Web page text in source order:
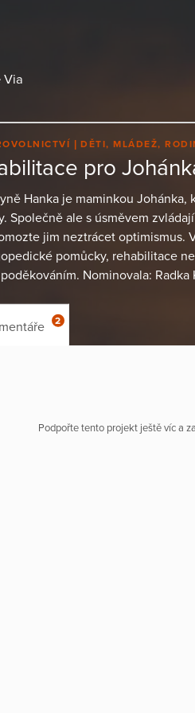
Via
DĚTI, MLÁDEŽ,
pro
Hanka je maminkou Johánka,
Společně ale s úsměvem
jim neztrácet optimismus.
pomůcky, rehabilitace
Nominovala: Radka
2
Podpořte tento projekt ještě víc a